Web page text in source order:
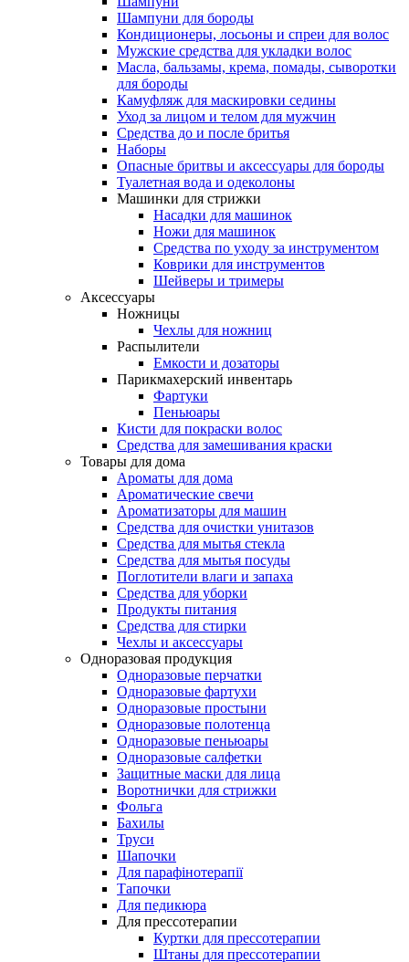
Шампуни для бороды
Кондиционеры, лосьоны и спреи для волос
Мужские средства для укладки волос
Масла, бальзамы, крема, помады, сыворотки
для бороды
Камуфляж для маскировки седины
Уход за лицом и телом для мужчин
Средства до и после бритья
Наборы
Опасные бритвы и аксессуары для бороды
Туалетная вода и одеколоны
Машинки для стрижки
Насадки для машинок
Ножи для машинок
Средства по уходу за инструментом
Коврики для инструментов
Шейверы и тримеры
Аксессуары
Ножницы
Чехлы для ножниц
Распылители
Емкости и дозаторы
Парикмахерский инвентарь
Фартуки
Пеньюары
Кисти для покраски волос
Средства для замешивания краски
Товары для дома
Ароматы для дома
Ароматические свечи
Ароматизаторы для машин
Средства для очистки унитазов
Средства для мытья стекла
Средства для мытья посуды
Поглотители влаги и запаха
Средства для уборки
Продукты питания
Средства для стирки
Чехлы и аксессуары
Одноразовая продукция
Одноразовые перчатки
Одноразовые фартухи
Одноразовые простыни
Одноразовые полотенца
Одноразовые пеньюары
Одноразовые салфетки
Защитные маски для лица
Воротнички для стрижки
Фольга
Бахилы
Труси
Шапочки
Для парафінотерапії
Тапочки
Для педикюра
Для прессотерапии
Куртки для прессотерапии
Штаны для прессотерапии